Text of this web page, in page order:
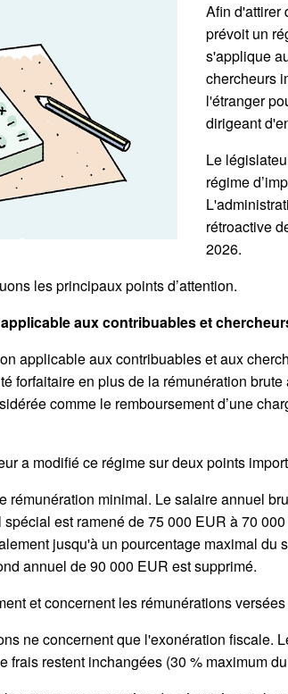
Afin d'attirer
prévoit un
s'applique
chercheurs
l'étranger
dirigeant
Le
régime
rétroactive
2026.
les principaux points d’attention.
aux contribuables et
applicable aux contribuables et aux
forfaitaire en plus de la rémunération
comme le remboursement d’une
a modifié ce régime sur deux points
rémunération minimal. Le salaire annuel
est ramené de 75 000 EUR à 70
jusqu'à un pourcentage maximal
annuel de 90 000 EUR est supprimé.
et concernent les rémunérations
ne concernent que l'exonération fiscale.
frais restent inchangées (30 % maximum